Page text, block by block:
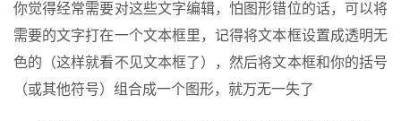
你觉得经常需要对这些文字编辑，怕图形错位的话，可以将
需要的文字打在一个文本框里，记得将文本框设置成透明无
色的（这样就看不见文本框了），然后将文本框和你的括号
（或其他符号）组合成一个图形，就万无一失了